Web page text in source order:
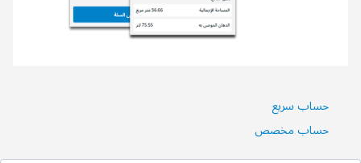
حساب سريع
حساب مخصص